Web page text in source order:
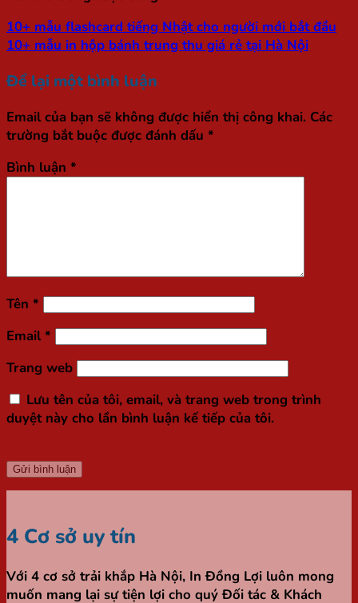
10+ mẫu flashcard tiếng Nhật cho người mới bắt đầu
10+ mẫu in hộp bánh trung thu giá rẻ tại Hà Nội
Để lại một bình luận
Email của bạn sẽ không được hiển thị công khai. Các
trường bắt buộc được đánh dấu *
Bình luận *
Tên *
Email*
Trang web
Lưu tên của tôi, email, và trang web trong trình
duyệt này cho lần bình luận kế tiếp của tôi.
4 Cơ sở uy tín
Với 4 cơ sở trải khắp Hà Nội, In Đồng Lợi luôn mong
muốn mang lại sự tiện lợi cho quý Đối tác & Khách